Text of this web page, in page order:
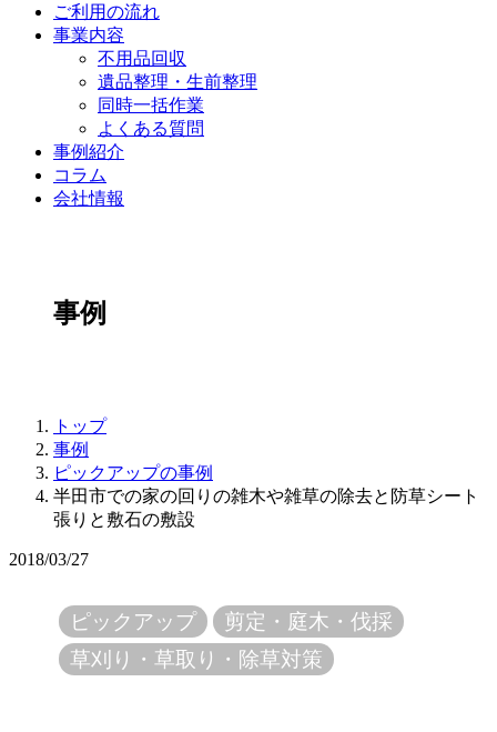
ご利用の流れ
事業内容
不用品回収
遺品整理・生前整理
同時一括作業
よくある質問
事例紹介
コラム
会社情報
事例
トップ
事例
ピックアップの事例
半田市での家の回りの雑木や雑草の除去と防草シート
張りと敷石の敷設
2018/03/27
ピックアップ
剪定・庭木・伐採
草刈り・草取り・除草対策